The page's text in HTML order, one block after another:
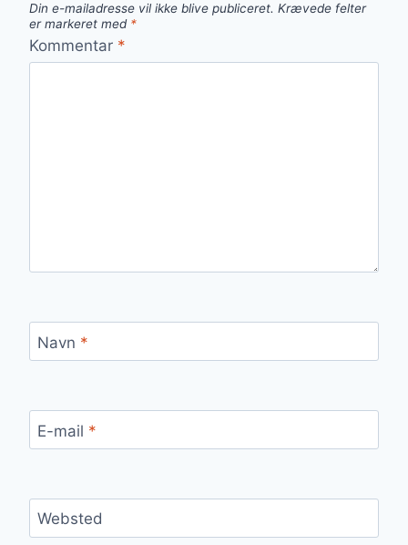
Din e-mailadresse vil ikke blive publiceret. Krævede felter
er markeret med *
Kommentar *
Navn *
E-mail *
Websted